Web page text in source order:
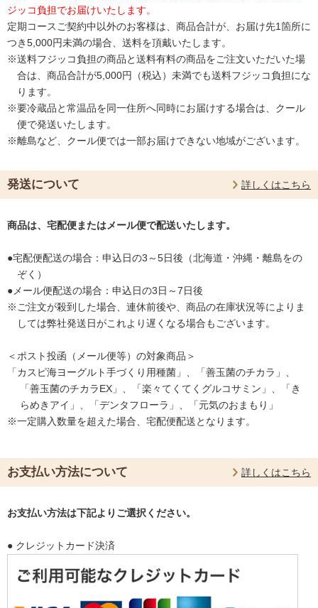
ジッコ負担でお届けいたします。
定期コースご契約中以外のお客様は、商品合計が、お届け先1箇所に
つき5,000円未満の場合、送料を頂戴いたします。
※送料フジッコ負担の商品と送料有料の商品をご注文いただいた場
合は、商品合計が5,000円（税込）未満でも送料フジッコ負担にな
ります。
※要冷蔵品と常温品を同一住所へ同時にお届けする場合は、クール
便で発送いたします。
※離島など、クール便では一部お届けできない地域がございます。
発送について 詳しくはこちら
商品は、宅配便またはメール便で配送いたします。
●宅配便配送の場合：申込日の3～5日後（北海道・沖縄・離島をの
ぞく）
●メール便配送の場合：申込日の3日～7日後
※ご注文が殺到した場合、連休前後や、商品の在庫状況等によりま
しては弊社発送日がこれより遅くなる場合もございます。
＜ポスト投函（メール便等）の対象商品＞
「カスピ海ヨーグルト手づくり用種菌」、「善玉菌のチカラ」、
「善玉菌のチカラEX」、「楽々てくてくグルコサミン」、「き
らめきアイ」、「デンタフローラ」、「元気のおまもり」
※一定購入数量を超えた場合、宅配便配送となります。
お支払い方法について 詳しくはこちら
お支払い方法は下記よりご選択ください。
● クレジットカード決済